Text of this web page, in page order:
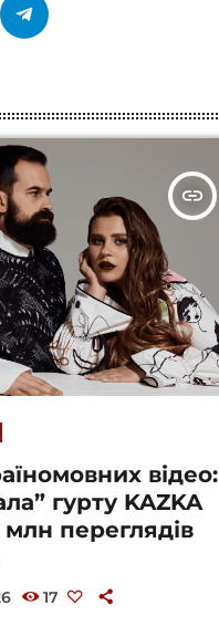
insert_link
відео:
гурту KAZKA
переглядів
17